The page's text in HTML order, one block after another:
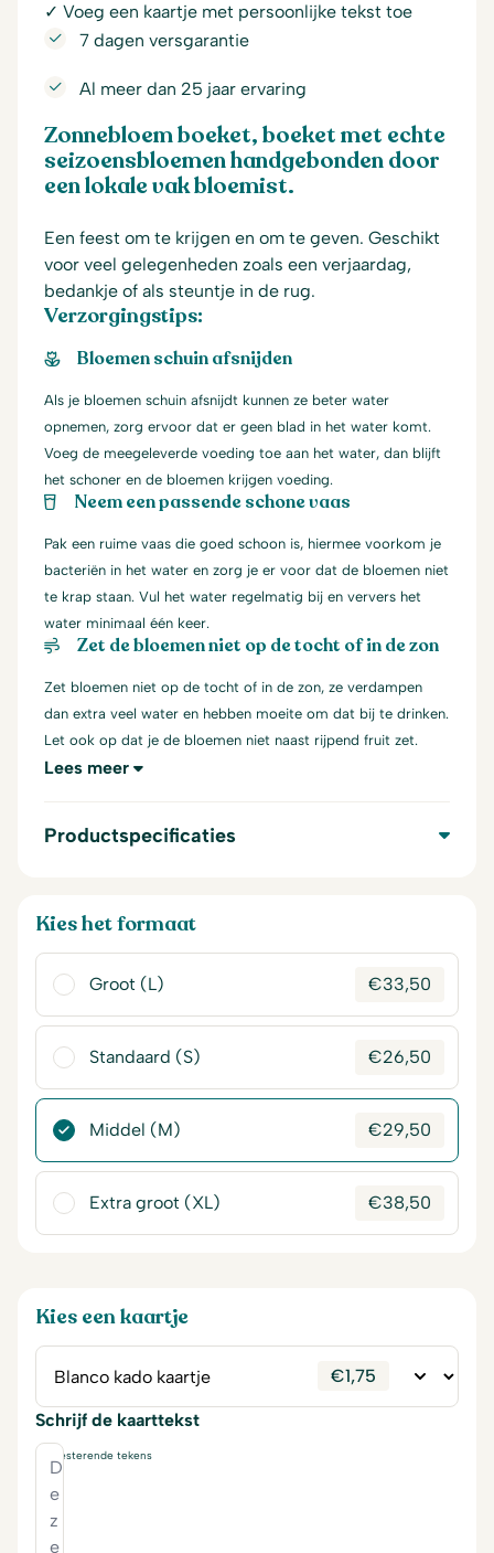
✓ Voeg een kaartje met persoonlijke tekst toe
7 dagen versgarantie
Al meer dan 25 jaar ervaring
Zonnebloem boeket, boeket met echte
seizoensbloemen handgebonden door
een lokale vak bloemist.
Een feest om te krijgen en om te geven. Geschikt
voor veel gelegenheden zoals een verjaardag,
bedankje of als steuntje in de rug.
Verzorgingstips:
Bloemen schuin afsnijden
Als je bloemen schuin afsnijdt kunnen ze beter water
opnemen, zorg ervoor dat er geen blad in het water komt.
Voeg de meegeleverde voeding toe aan het water, dan blijft
het schoner en de bloemen krijgen voeding.
Neem een passende schone vaas
Pak een ruime vaas die goed schoon is, hiermee voorkom je
bacteriën in het water en zorg je er voor dat de bloemen niet
te krap staan. Vul het water regelmatig bij en ververs het
water minimaal één keer.
Zet de bloemen niet op de tocht of in de zon
Zet bloemen niet op de tocht of in de zon, ze verdampen
dan extra veel water en hebben moeite om dat bij te drinken.
Let ook op dat je de bloemen niet naast rijpend fruit zet.
Lees meer
Productspecificaties
Kies het formaat
Groot (L) €33,50
Standaard (S) €26,50
Middel (M) €29,50
Extra groot (XL) €38,50
Kies een kaartje
€1,75
Schrijf de kaarttekst
resterende tekens